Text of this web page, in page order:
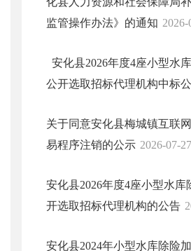
监管操作办法》的通知 2026-
安化县2026年度4座小型水
公开选取招标代理机构中标
关于同意安化县梅城镇互联
易程序注销的公示 2026-07-27
安化县2026年度4座小型水库
开选取招标代理机构的公告
安化县2024年小型水库除险